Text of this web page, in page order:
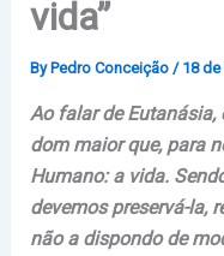
vida”
By Pedro Conceição / 18
Ao falar de
dom maior que, para
Humano: a vida.
devemos preservá-la,
não a dispondo de